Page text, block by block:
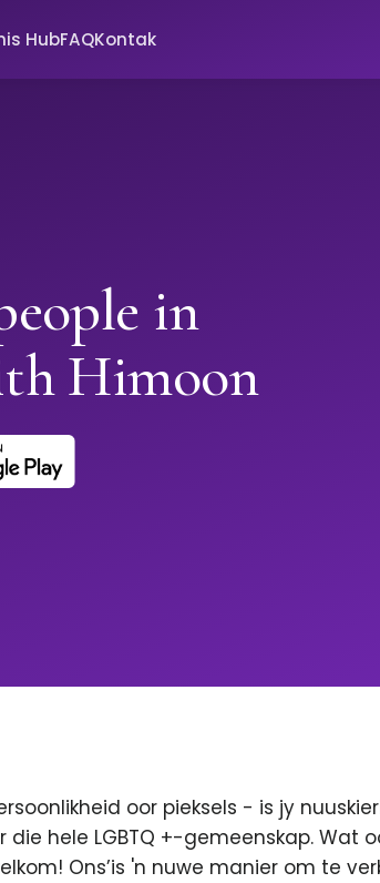
HubFAQKontak
in
Himoon
oor pieksels - is jy
die hele LGBTQ +-gemeenskap. Wat
Ons’is 'n nuwe manier om te